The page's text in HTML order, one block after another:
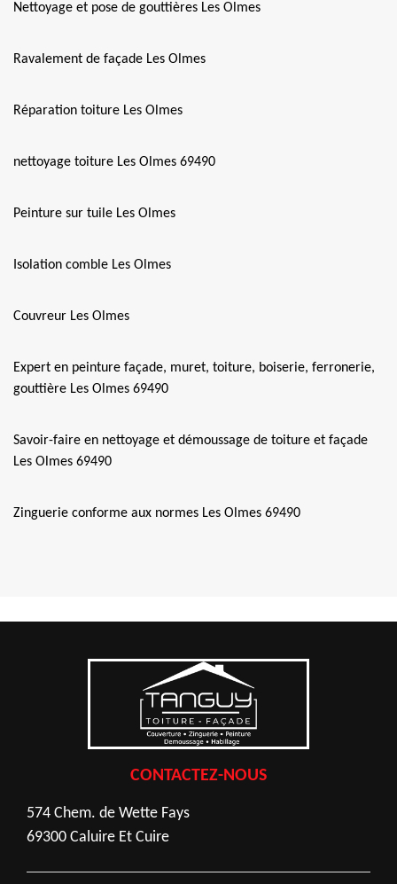
Nettoyage et pose de gouttières Les Olmes
Ravalement de façade Les Olmes
Réparation toiture Les Olmes
nettoyage toiture Les Olmes 69490
Peinture sur tuile Les Olmes
Isolation comble Les Olmes
Couvreur Les Olmes
Expert en peinture façade, muret, toiture, boiserie, ferronerie,
gouttière Les Olmes 69490
Savoir-faire en nettoyage et démoussage de toiture et façade
Les Olmes 69490
Zinguerie conforme aux normes Les Olmes 69490
CONTACTEZ-NOUS
574 Chem. de Wette Fays
69300 Caluire Et Cuire